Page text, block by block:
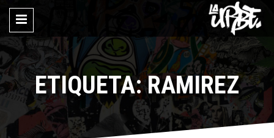
ETIQUETA: RAMIREZ